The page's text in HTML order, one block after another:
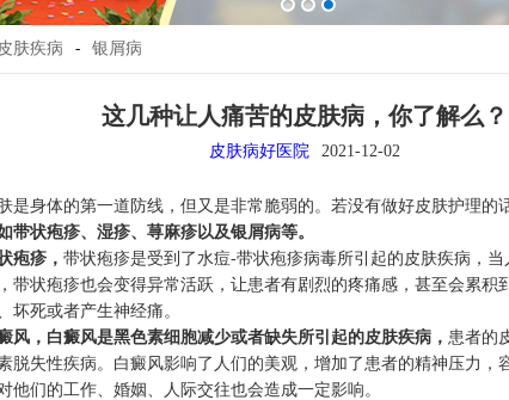
皮肤疾病 - 银屑病
这几种让人痛苦的皮肤病，你了解么？
皮肤病好医院 2021-12-02
是身体的第一道防线，但又是非常脆弱的。若没有做好皮肤护理的
带状疱疹、湿疹、荨麻疹以及银屑病等。
疱疹， 带状疱疹是受到了水痘-带状疱疹病毒所引起的皮肤疾病，当
带状疱疹也会变得异常活跃，让患者有剧烈的疼痛感，甚至会累积
坏死或者产生神经痛。
风，白癜风是黑色素细胞减少或者缺失所引起的皮肤疾病， 患者的
脱失性疾病。白癜风影响了人们的美观，增加了患者的精神压力，
他们的工作、婚姻、人际交往也会造成一定影响。